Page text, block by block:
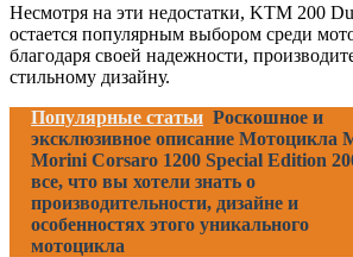
Несмотря на эти недостатки, KTM 200
остается популярным выбором среди
благодаря своей надежности,
стильному дизайну.
Популярные статьи Роскошное и
эксклюзивное описание Мотоцикла
Morini Corsaro 1200 Special Edition
все, что вы хотели знать о
производительности, дизайне и
особенностях этого уникального
мотоцикла